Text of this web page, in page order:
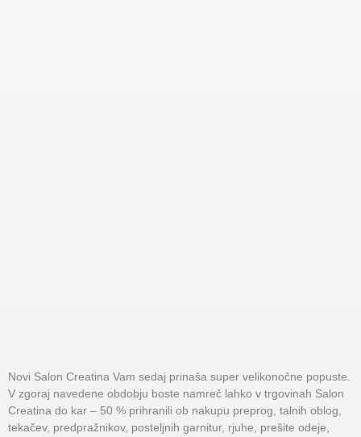
Novi Salon Creatina Vam sedaj prinaša super velikonočne popuste.
V zgoraj navedene obdobju boste namreč lahko v trgovinah Salon
Creatina do kar – 50 % prihranili ob nakupu preprog, talnih oblog,
tekačev, predpražnikov, posteljnih garnitur, rjuhe, prešite odeje,